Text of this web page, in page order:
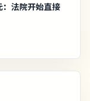
法院开始直接